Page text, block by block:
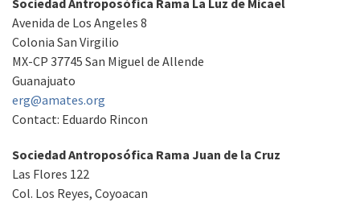
Sociedad Antroposófica Rama La Luz de Micael
Avenida de Los Angeles 8
Colonia San Virgilio
MX-CP 37745 San Miguel de Allende
Guanajuato
erg@amates.org
Contact: Eduardo Rincon
Sociedad Antroposófica Rama Juan de la Cruz
Las Flores 122
Col. Los Reyes, Coyoacan